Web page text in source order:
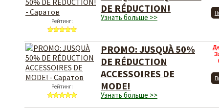
Рейтинг:
DE RÉDUCTION!
Узнать больше >>
Рейтинг:
PROMO: JUSQUÀ 50%
DE RÉDUCTION
ACCESSOIRES DE
MODE!
Узнать больше >>